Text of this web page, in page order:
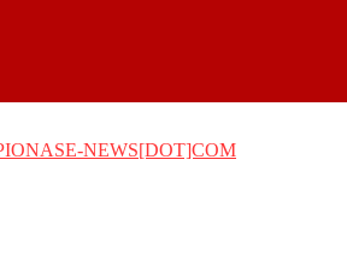
NEWS[DOT]COM